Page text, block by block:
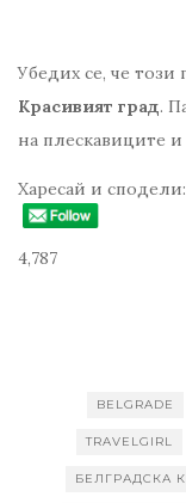
Убедих се, че
Красивият град.
на плескавиците
Харесай и сподели:
4,787
BELGRADE
TRAVELGIRL
БЕЛГРАДСКА